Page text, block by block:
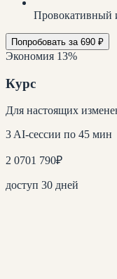
Провокативный
Попробовать за 690 ₽
Экономия 13%
Курс
Для настоящих
3 AI-сессии по 45 мин
2 0701 790₽
доступ 30 дней